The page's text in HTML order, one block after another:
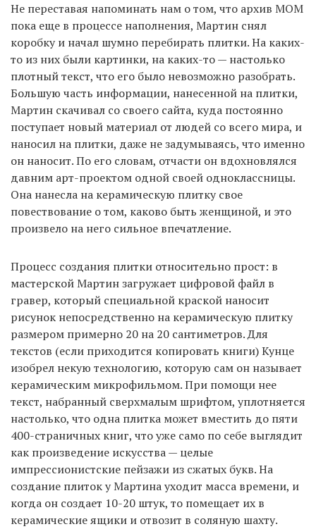
Не переставая напоминать нам о том, что архив MOM
пока еще в процессе наполнения, Мартин снял
коробку и начал шумно перебирать плитки. На каких-
то из них были картинки, на каких-то — настолько
плотный текст, что его было невозможно разобрать.
Большую часть информации, нанесенной на плитки,
Мартин скачивал со своего сайта, куда постоянно
поступает новый материал от людей со всего мира, и
наносил на плитки, даже не задумываясь, что именно
он наносит. По его словам, отчасти он вдохновлялся
давним арт-проектом одной своей одноклассницы.
Она нанесла на керамическую плитку свое
повествование о том, каково быть женщиной, и это
произвело на него сильное впечатление.
Процесс создания плитки относительно прост: в
мастерской Мартин загружает цифровой файл в
гравер, который специальной краской наносит
рисунок непосредственно на керамическую плитку
размером примерно 20 на 20 сантиметров. Для
текстов (если приходится копировать книги) Кунце
изобрел некую технологию, которую сам он называет
керамическим микрофильмом. При помощи нее
текст, набранный сверхмалым шрифтом, уплотняется
настолько, что одна плитка может вместить до пяти
400-страничных книг, что уже само по себе выглядит
как произведение искусства — целые
импрессионистские пейзажи из сжатых букв. На
создание плиток у Мартина уходит масса времени, и
когда он создает 10-20 штук, то помещает их в
керамические ящики и отвозит в соляную шахту.